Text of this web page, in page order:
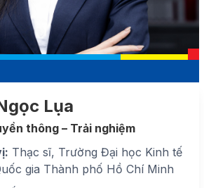
Lụa
thông – Trải nghiệm
Thạc sĩ, Trường Đại học Kinh tế
gia Thành phố Hồ Chí Minh